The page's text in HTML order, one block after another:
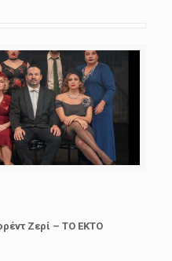
Ζερί – ΤΟ ΕΚΤΟ